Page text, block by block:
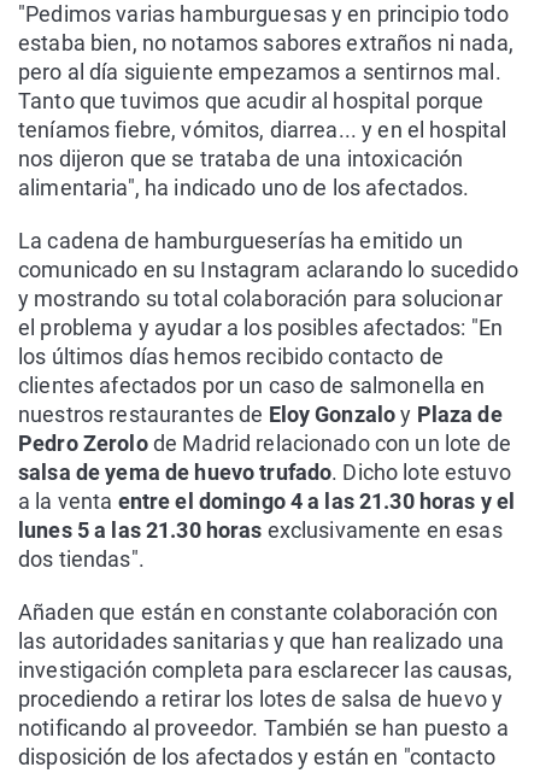
"Pedimos varias hamburguesas y en principio todo
estaba bien, no notamos sabores extraños ni nada,
pero al día siguiente empezamos a sentirnos mal.
Tanto que tuvimos que acudir al hospital porque
teníamos fiebre, vómitos, diarrea... y en el hospital
nos dijeron que se trataba de una intoxicación
alimentaria", ha indicado uno de los afectados.
La cadena de hamburgueserías ha emitido un
comunicado en su Instagram aclarando lo sucedido
y mostrando su total colaboración para solucionar
el problema y ayudar a los posibles afectados: "En
los últimos días hemos recibido contacto de
clientes afectados por un caso de salmonella en
nuestros restaurantes de Eloy Gonzaloy Plaza de
Pedro Zerolode Madrid relacionado con un lote de
salsa de yema de huevo trufado. Dicho lote estuvo
a la venta entre el domingo 4 a las 21.30 horas y el
lunes 5 a las 21.30 horas exclusivamente en esas
dos tiendas".
Añaden que están en constante colaboración con
las autoridades sanitarias y que han realizado una
investigación completa para esclarecer las causas,
procediendo a retirar los lotes de salsa de huevo y
notificando al proveedor. También se han puesto a
disposición de los afectados y están en "contacto